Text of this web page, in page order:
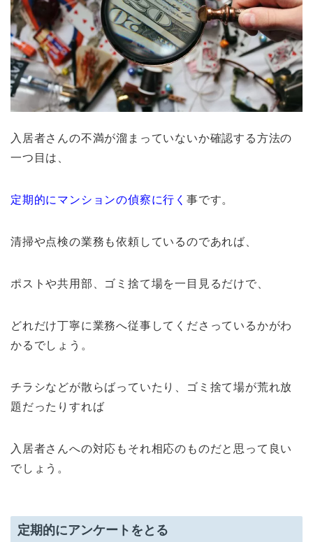
入居者さんの不満が溜まっていないか確認する方法の
一つ目は、
定期的にマンションの偵察に行く事です。
清掃や点検の業務も依頼しているのであれば、
ポストや共用部、ゴミ捨て場を一目見るだけで、
どれだけ丁寧に業務へ従事してくださっているかがわ
かるでしょう。
チラシなどが散らばっていたり、ゴミ捨て場が荒れ放
題だったりすれば
入居者さんへの対応もそれ相応のものだと思って良い
でしょう。
定期的にアンケートをとる